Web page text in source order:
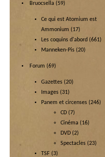
Bruocsella (59)
Ce qui est Atomium est
Ammonium (17)
Les coquins d'abord (661)
Manneken-Pis (20)
Forum (69)
Gazettes (20)
Images (31)
Panem et circenses (246)
CD (7)
Cinéma (16)
DVD (2)
Spectacles (23)
TSF (3)